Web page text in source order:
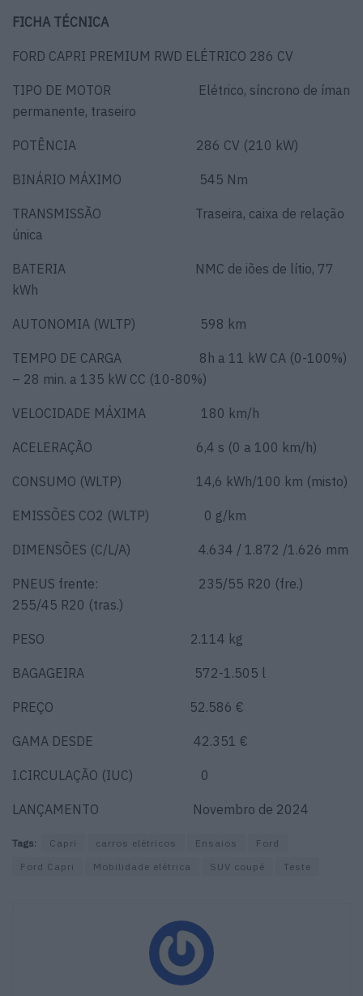
FICHA TÉCNICA
FORD CAPRI PREMIUM RWD ELÉTRICO 286 CV
TIPO DE MOTOR Elétrico, síncrono de íman
permanente, traseiro
POTÊNCIA 286 CV (210 kW)
BINÁRIO MÁXIMO 545 Nm
TRANSMISSÃO Traseira, caixa de relação
única
BATERIA NMC de iões de lítio, 77
kWh
AUTONOMIA (WLTP) 598 km
TEMPO DE CARGA 8h a 11 kW CA (0-100%)
– 28 min. a 135 kW CC (10-80%)
VELOCIDADE MÁXIMA 180 km/h
ACELERAÇÃO 6,4 s (0 a 100 km/h)
CONSUMO (WLTP) 14,6 kWh/100 km (misto)
EMISSÕES CO2 (WLTP) 0 g/km
DIMENSÕES (C/L/A) 4.634 / 1.872 /1.626 mm
PNEUS frente: 235/55 R20 (fre.)
255/45 R20 (tras.)
PESO 2.114 kg
BAGAGEIRA 572-1.505 l
PREÇO 52.586 €
GAMA DESDE 42.351 €
I.CIRCULAÇÃO (IUC) 0
LANÇAMENTO Novembro de 2024
Tags: Capri carros elétricos Ensaios
Ford
Ford Capri
Mobilidade elétrica SUV coupé Teste